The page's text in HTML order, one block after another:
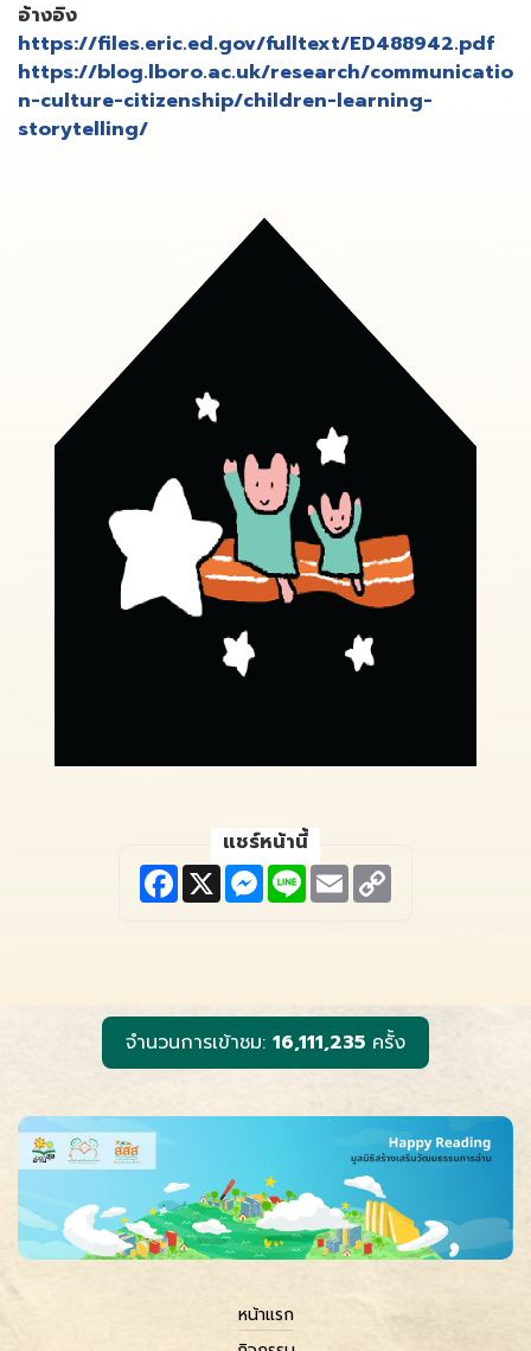
อ้างอิง
https://files.eric.ed.gov/fulltext/ED488942.pdf
https://blog.lboro.ac.uk/research/communicatio
n-culture-citizenship/children-learning-
storytelling/
แชร์หน้านี้
F
a
c
X M
e
s
r
L
n
E
m
a
k
จำนวนการเข้าชม: 16,111,235 ครั้ง
หน้าแรก